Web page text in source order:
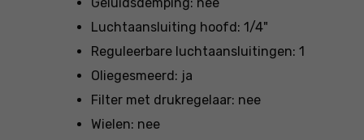
Luchtaansluiting hoofd: 1/4"
Reguleerbare luchtaansluitingen: 1
Oliegesmeerd: ja
Filter met drukregelaar: nee
Wielen: nee